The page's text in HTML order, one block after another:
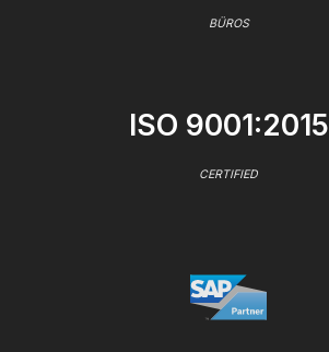
BÜROS
ISO 9001:2015
CERTIFIED